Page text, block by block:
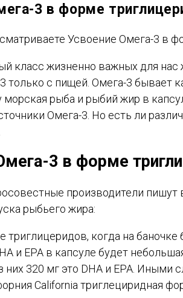
3 в форме
класс жизненно важных для
только с пищей. Омега-3 бывает
рыба и рыбий жир в
Oмега-3. Но есть ли
3 в форме
производители пишут
рыбьего жира:
когда на
и EPA в капсуле будет
них 320 мг это DHA и EPA.